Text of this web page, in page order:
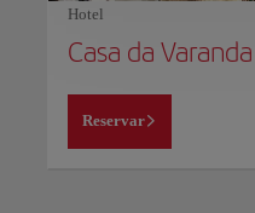
Hotel
Casa da
Reservar